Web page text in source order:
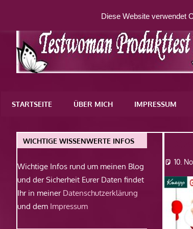
springen
WordPress-
STARTSEITE ÜBER MICH IMPRESSUM
10.
WICHTIGE WISSENWERTE INFOS
Wichtige Infos rund um meinen Blog
und der Sicherheit Eurer Daten findet
Ihr in meiner Datenschutzerklärung
und dem Impressum
Diese Website verwendet